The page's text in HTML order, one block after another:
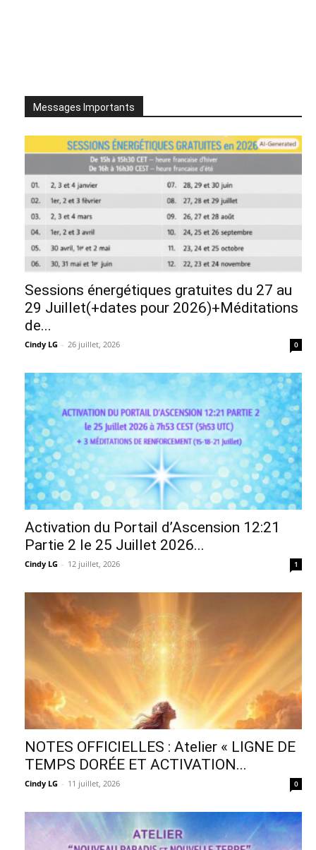
Messages Importants
Sessions énergétiques gratuites du 27 au
29 Juillet(+dates pour 2026)+Méditations
de...
Cindy LG - 26 juillet, 2026 0
Activation du Portail d’Ascension 12:21
Partie 2 le 25 Juillet 2026...
Cindy LG - 12 juillet, 2026 1
NOTES OFFICIELLES : Atelier « LIGNE DE
TEMPS DORÉE ET ACTIVATION...
Cindy LG - 11 juillet, 2026 0